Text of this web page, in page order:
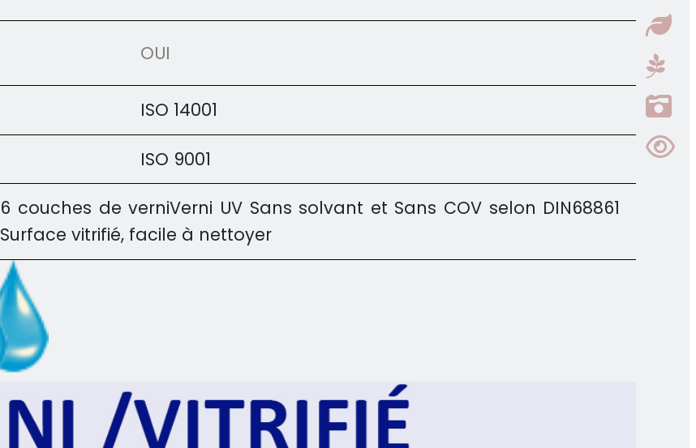
OUI
ISO 14001
ISO 9001
6 couches de verniVerni UV Sans solvant et Sans COV selon DIN68861
Surface vitrifié, facile à nettoyer